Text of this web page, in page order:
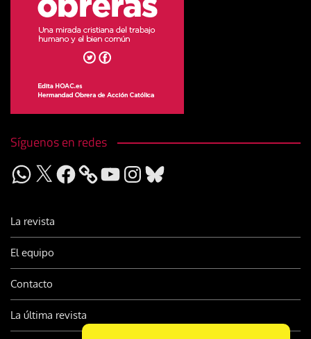
Síguenos en redes
WhatsApp
X Facebook YouTubeInstagram
Bluesky
La revista
El equipo
Contacto
La última revista